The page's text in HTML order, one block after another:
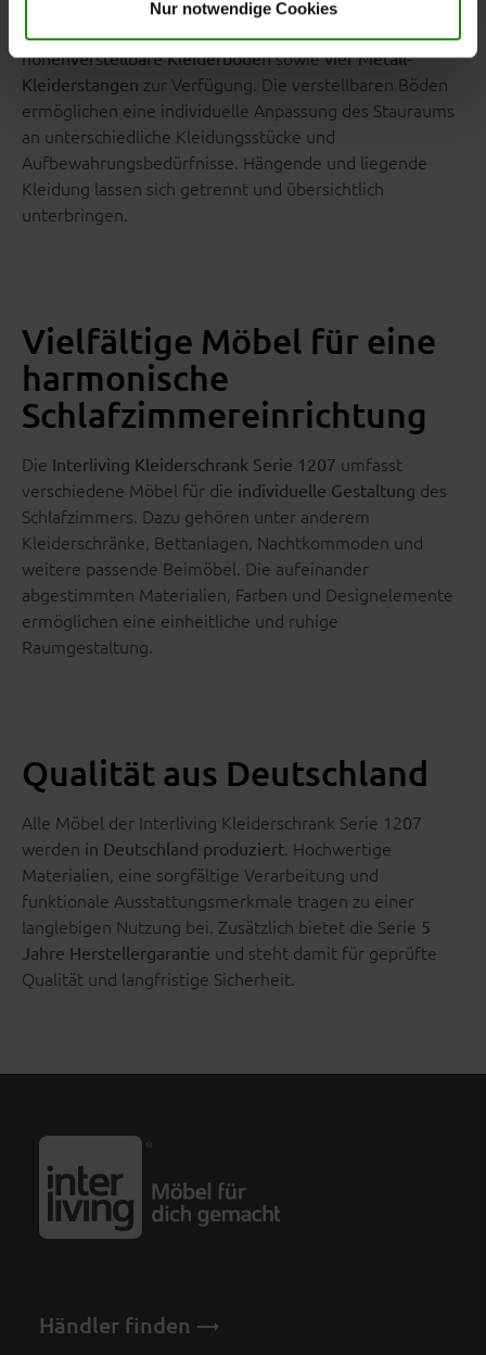
Nur notwendige Cookies
Im Schrankinneren stehen
höhenverstellbare Kleiderbödensowievier Metall-
Kleiderstangen zur Verfügung. Die verstellbaren Böden
ermöglichen eine individuelle Anpassung des Stauraums
an unterschiedliche Kleidungsstücke und
Aufbewahrungsbedürfnisse. Hängende und liegende
Kleidung lassen sich getrennt und übersichtlich
unterbringen.
Vielfältige Möbel für eine
harmonische
Schlafzimmereinrichtung
Die Interliving Kleiderschrank Serie 1207 umfasst
verschiedene Möbel für die individuelle Gestaltung des
Schlafzimmers. Dazu gehören unter anderem
Kleiderschränke, Bettanlagen, Nachtkommoden und
weitere passende Beimöbel. Die aufeinander
abgestimmten Materialien, Farben und Designelemente
ermöglichen eine einheitliche und ruhige
Raumgestaltung.
Qualität aus Deutschland
Alle Möbel der Interliving Kleiderschrank Serie 1207
werden in Deutschland produziert. Hochwertige
Materialien, eine sorgfältige Verarbeitung und
funktionale Ausstattungsmerkmale tragen zu einer
langlebigen Nutzung bei. Zusätzlich bietet die Serie 5
Jahre Herstellergarantie und steht damit für geprüfte
Qualität und langfristige Sicherheit.
Händler finden